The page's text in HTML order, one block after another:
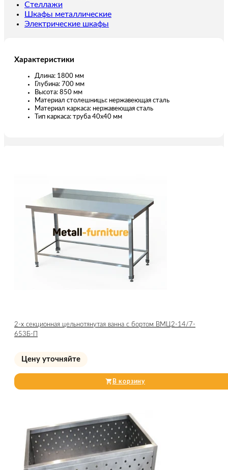
Стеллажи
Шкафы металлические
Электрические шкафы
Характеристики
Длина: 1800 мм
Глубина: 700 мм
Высота: 850 мм
Материал столешницы: нержавеющая сталь
Материал каркаса: нержавеющая сталь
Тип каркаса: труба 40х40 мм
2-х секционная цельнотянутая ванна с бортом ВМЦ2-14/7-
653Б-П
Цену уточняйте
В корзину